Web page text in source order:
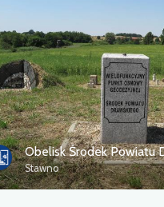
Obelisk Środek Powiatu
Stawno